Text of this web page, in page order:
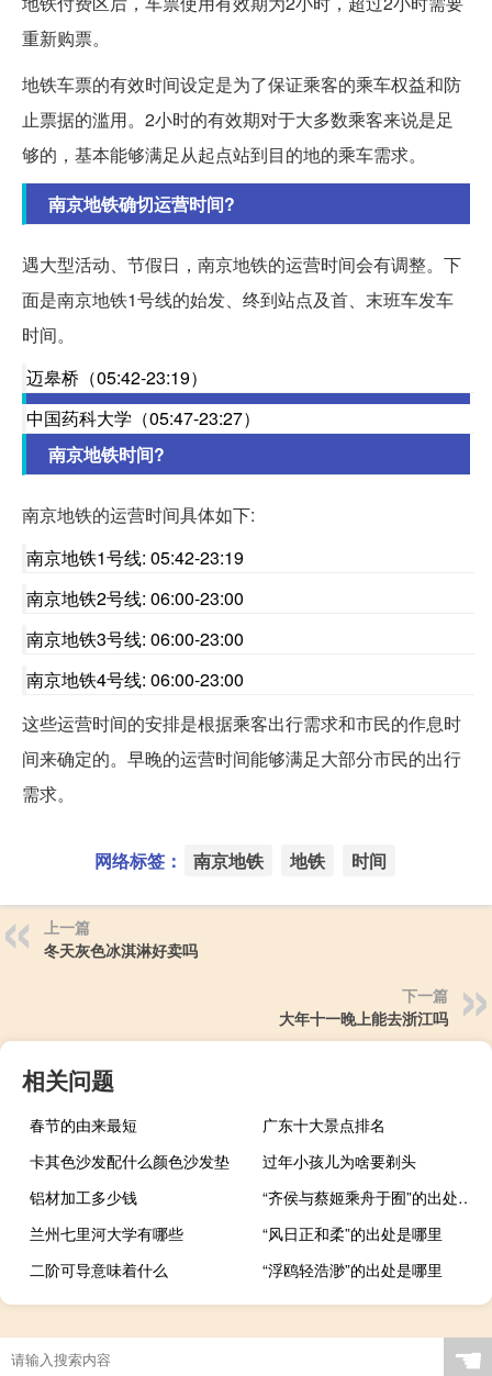
重新购票。
地铁车票的有效时间设定是为了保证乘客的乘车权益和防
止票据的滥用。2小时的有效期对于大多数乘客来说是足
够的，基本能够满足从起点站到目的地的乘车需求。
南京地铁确切运营时间?
遇大型活动、节假日，南京地铁的运营时间会有调整。下
面是南京地铁1号线的始发、终到站点及首、末班车发车
时间。
迈皋桥（05:42-23:19）
中国药科大学（05:47-23:27）
南京地铁时间?
南京地铁的运营时间具体如下:
南京地铁1号线: 05:42-23:19
南京地铁2号线: 06:00-23:00
南京地铁3号线: 06:00-23:00
南京地铁4号线: 06:00-23:00
这些运营时间的安排是根据乘客出行需求和市民的作息时
间来确定的。早晚的运营时间能够满足大部分市民的出行
需求。
网络标签： 南京地铁 地铁 时间
上一篇
冬天灰色冰淇淋好卖吗
下一篇
大年十一晚上能去浙江吗
相关问题
春节的由来最短
广东十大景点排名
卡其色沙发配什么颜色沙发垫
过年小孩儿为啥要剃头
铝材加工多少钱
“齐侯与蔡姬乘舟于囿”的出处是哪里
兰州七里河大学有哪些
“风日正和柔”的出处是哪里
二阶可导意味着什么
“浮鸥轻浩渺”的出处是哪里
☚